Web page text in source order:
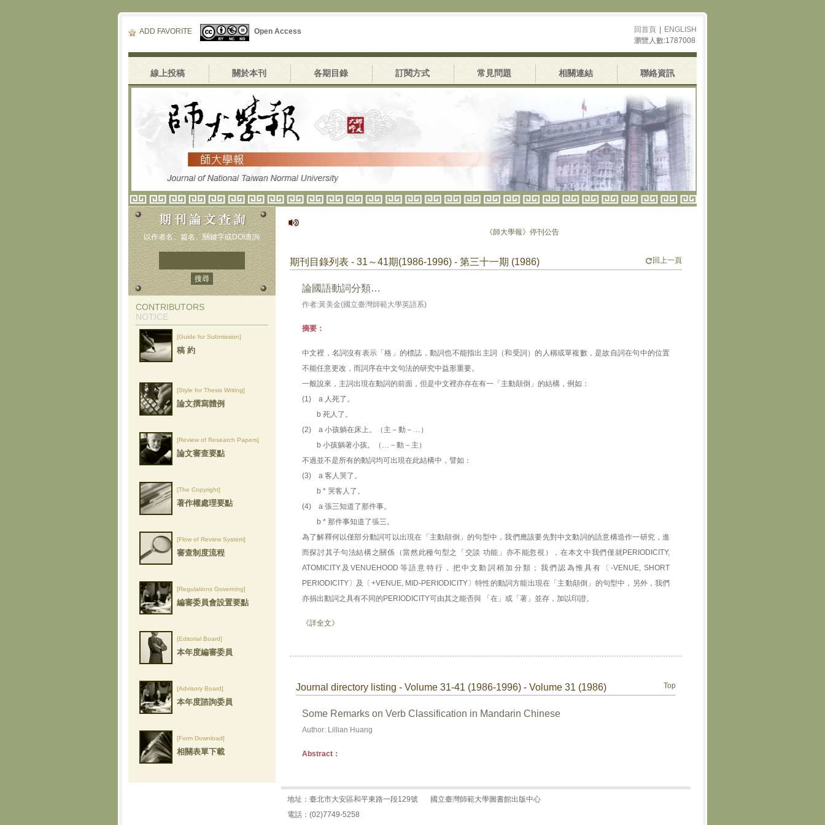
ADD FAVORITE Open Access 回首頁
ENGLISH
瀏覽人數:1787008
線上投稿 關於本刊 各期目錄 訂閱方式 常見問題 相關連結 聯絡資訊
以作者名、篇名、關鍵字或DOI查詢
CONTRIBUTORS
NOTICE
[Guide for Submission]
稿 約
[Style for Thesis Writing]
論文撰寫體例
[Review of Research Papers]
論文審查要點
[The Copyright]
著作權處理要點
[Flow of Review System]
審查制度流程
[Regulations Governing]
編審委員會設置要點
[Editorial Board]
本年度編審委員
[Advisory Board]
本年度諮詢委員
[Form Download]
相關表單下載
《師大學報》停刊公告
期刊目錄列表 - 31～41期(1986-1996) - 第三十一期 (1986) 回上一頁
論國語動詞分類…
作者:黃美金(國立臺灣師範大學英語系)
摘要：
中文裡，名詞沒有表示「格」的標誌，動詞也不能指出主詞（和受詞）的人稱或單複數，是故自詞在句中的位置
不能任意更改，而詞序在中文句法的研究中益形重要。
一般說來，主詞出現在動詞的前面，但是中文裡亦存在有一「主動顛倒」的結構，例如：
(1) a 人死了。
b 死人了。
(2) a 小孩躺在床上。（主－動－…）
b 小孩躺著小孩。（…－動－主）
不過並不是所有的動詞均可出現在此結構中，譬如：
(3) a 客人哭了。
b * 哭客人了。
(4) a 張三知道了那件事。
b * 那件事知道了張三。
為了解釋何以僅部分動詞可以出現在「主動顛倒」的句型中，我們應該要先對中文動詞的語意構造作一研究，進
而探討其子句法結構之關係（當然此種句型之「交談 功能」亦不能忽視），在本文中我們僅就PERIODICITY,
ATOMICITY及VENUEHOOD等語意特行，把中文動詞稍加分類；我們認為惟具有〔-VENUE, SHORT
PERIODICITY〕及〔+VENUE, MID-PERIODICITY〕特性的動詞方能出現在「主動顛倒」的句型中，另外，我們
亦捐出動詞之具有不同的PERIODICITY可由其之能否與 「在」或「著」並存，加以印證。
《詳全文》
Journal directory listing - Volume 31-41 (1986-1996) - Volume 31 (1986) Top
Some Remarks on Verb Classification in Mandarin Chinese
Author: Lillian Huang
Abstract：
地址：臺北市大安區和平東路一段129號
國立臺灣師範大學圖書館出版中心
電話：(02)7749-5258